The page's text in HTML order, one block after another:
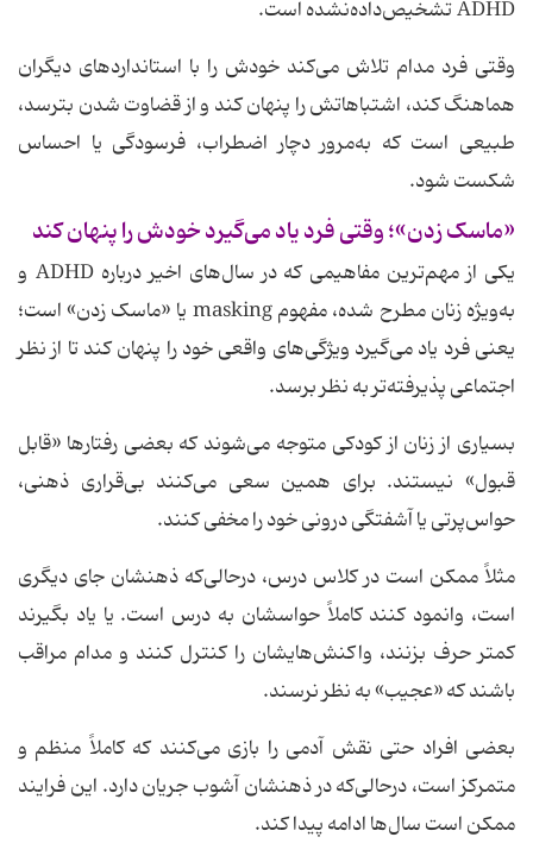
ADHD تشخیص‌داده‌نشده است.
وقتی فرد مدام تلاش می‌کند خودش را با استانداردهای دیگران
هماهنگ کند، اشتباهاتش را پنهان کند و از قضاوت شدن بترسد،
طبیعی است که به‌مرور دچار اضطراب، فرسودگی یا احساس
شکست شود.
«ماسک زدن»؛ وقتی فرد یاد می‌گیرد خودش را پنهان کند
یکی از مهم‌ترین مفاهیمی که در سال‌های اخیر درباره ADHD و
به‌ویژه زنان مطرح شده، مفهوم masking یا «ماسک زدن» است؛
یعنی فرد یاد می‌گیرد ویژگی‌های واقعی خود را پنهان کند تا از نظر
اجتماعی پذیرفته‌تر به نظر برسد.
بسیاری از زنان از کودکی متوجه می‌شوند که بعضی رفتارها «قابل
قبول» نیستند. برای همین سعی می‌کنند بی‌قراری ذهنی،
حواس‌پرتی یا آشفتگی درونی خود را مخفی کنند.
مثلاً ممکن است در کلاس درس، درحالی‌که ذهنشان جای دیگری
است، وانمود کنند کاملاً حواسشان به درس است. یا یاد بگیرند
کمتر حرف بزنند، واکنش‌هایشان را کنترل کنند و مدام مراقب
باشند که «عجیب» به نظر نرسند.
بعضی افراد حتی نقش آدمی را بازی می‌کنند که کاملاً منظم و
متمرکز است، درحالی‌که در ذهنشان آشوب جریان دارد. این فرایند
ممکن است سال‌ها ادامه پیدا کند.